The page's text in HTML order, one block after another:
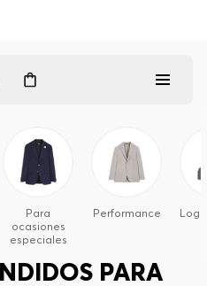
Para
ocasiones
especiales
Performance
PARA